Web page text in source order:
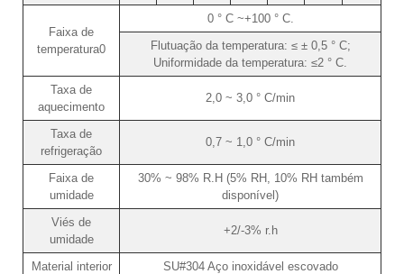
Faixa de
temperatura0
0 ° C ~+100 ° C.
Flutuação da temperatura: ≤ ± 0,5 ° C;
Uniformidade da temperatura: ≤2 ° C.
Taxa de
aquecimento
2,0 ~ 3,0 ° C/min
Taxa de
refrigeração
0,7 ~ 1,0 ° C/min
Faixa de
umidade
30% ~ 98% R.H (5% RH, 10% RH também
disponível)
Viés de
umidade
+2/-3% r.h
Material interior SU#304 Aço inoxidável escovado